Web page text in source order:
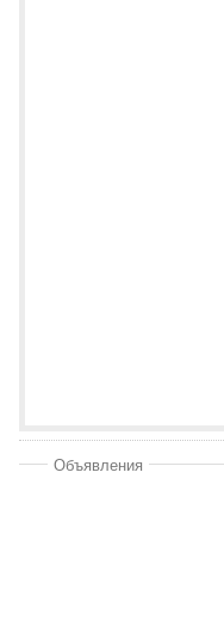
Объявления